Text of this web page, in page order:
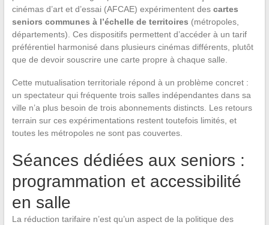
cinémas d’art et d’essai (AFCAE) expérimentent des cartes
seniors communes à l’échelle de territoires (métropoles,
départements). Ces dispositifs permettent d’accéder à un tarif
préférentiel harmonisé dans plusieurs cinémas différents, plutôt
que de devoir souscrire une carte propre à chaque salle.
Cette mutualisation territoriale répond à un problème concret :
un spectateur qui fréquente trois salles indépendantes dans sa
ville n’a plus besoin de trois abonnements distincts. Les retours
terrain sur ces expérimentations restent toutefois limités, et
toutes les métropoles ne sont pas couvertes.
Séances dédiées aux seniors :
programmation et accessibilité
en salle
La réduction tarifaire n’est qu’un aspect de la politique des